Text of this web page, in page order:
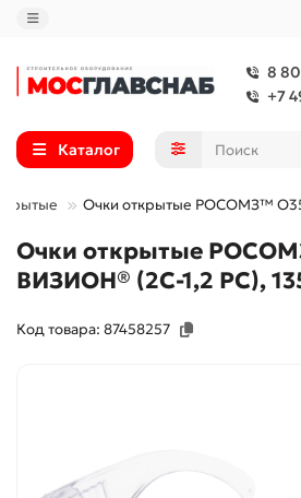
8
+7
Каталог
Очки открытые РОСОМЗ™
Очки открытые
ВИЗИОН® (2С-1,2 PС),
Код товара: 87458257